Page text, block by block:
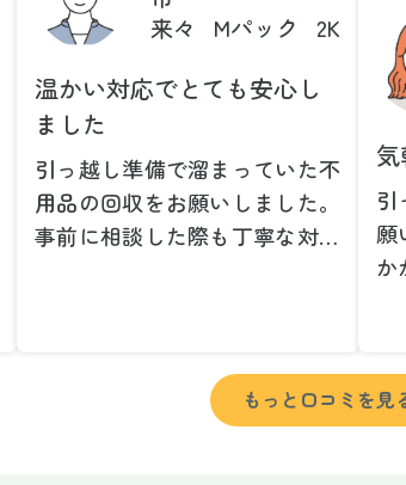
来々
Mパック 2K
温かい対応でとても安心し
ました
引っ越し準備で溜まっていた不
用品の回収をお願いしました。
事前に相談した際も丁寧な対応
いものが多かったのですが、手
際よく対応していただき驚きま
引
願
か
じ
い
特
もっと口コミを見